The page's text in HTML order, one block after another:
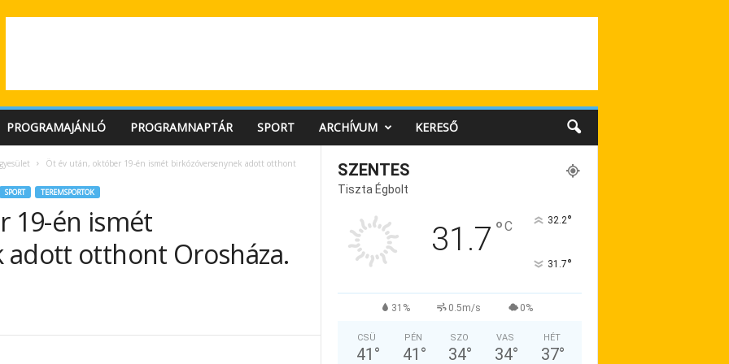
PROGRAMAJÁNLÓ PROGRAMNAPTÁR SPORT ARCHÍVUM KERESŐ
Öt év után, október 19-én ismét birkózóversenynek adott otthont
SPORT TEREMSPORTOK
19-én ismét
adott otthont Orosháza.
SZENTES
Tiszta Égbolt
31.7 °C 32.2°
31.7°
31% 0.5m/s 0%
CSÜ
41 °
PÉN
41 °
SZO
34°
VAS
34°
HÉT
37°